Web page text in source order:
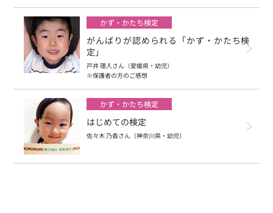
かず・かたち検定
がんばりが認められる「かず・かたち検
定」
戸井 理人さん（愛媛県・幼児）
※保護者の方のご感想
かず・かたち検定
はじめての検定
佐々木 乃香さん（神奈川県・幼児）